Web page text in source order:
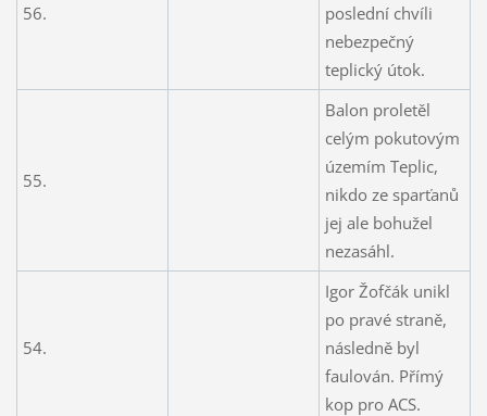
56.
poslední chvíli
nebezpečný
teplický útok.
55.
Balon proletěl
celým pokutovým
územím Teplic,
nikdo ze sparťanů
jej ale bohužel
nezasáhl.
54.
Igor Žofčák unikl
po pravé straně,
následně byl
faulován. Přímý
kop pro ACS.